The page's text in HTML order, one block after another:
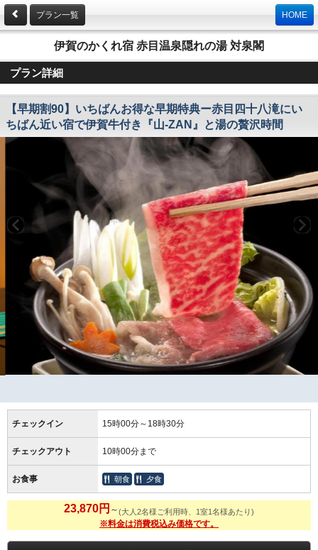
プラン一覧 HOME
伊賀のかくれ宿 赤目温泉隠れの湯 対泉閣
プラン詳細
【早期割90】いちばんお得な早期特典ー赤目四十八滝にい
ちばん近い宿で伊賀牛付き『山-ZAN』と湯の贅沢時間
チェックイン 15時00分～18時30分
チェックアウト 10時00分まで
お食事 朝食 夕食
23,870円 ～(大人2名様ご利用時、1室1名様あたり)
※料金は消費税込み価格です。